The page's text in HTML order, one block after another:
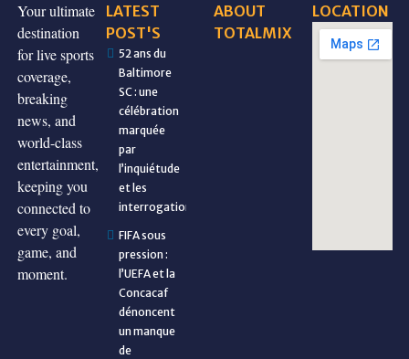
Your ultimate
destination
for live sports
coverage,
breaking
news, and
world-class
entertainment,
keeping you
connected to
every goal,
game, and
moment.
LATEST
POST'S
52 ans du
Baltimore
SC : une
célébration
marquée
par
l’inquiétude
et les
interrogations
FIFA sous
pression :
l’UEFA et la
Concacaf
dénoncent
un manque
de
ABOUT
TOTALMIX
LOCATION